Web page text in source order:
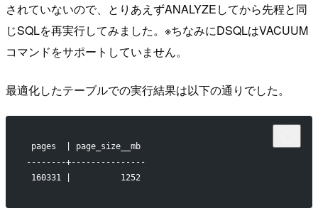
されていないので、とりあえずANALYZEしてから先程と同
じSQLを再実行してみました。※ちなみにDSQLはVACUUM
コマンドをサポートしていません。
最適化したテーブルでの実行結果は以下の通りでした。
pages  | page_size__mb
--------+---------------
160331 |          1252